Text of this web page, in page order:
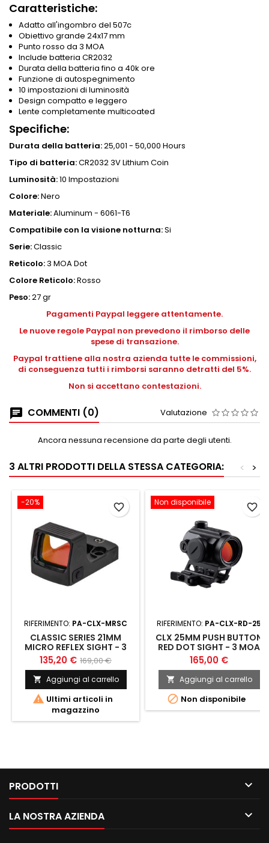
Caratteristiche:
Adatto all'ingombro del 507c
Obiettivo grande 24x17 mm
Punto rosso da 3 MOA
Include batteria CR2032
Durata della batteria fino a 40k ore
Funzione di autospegnimento
10 impostazioni di luminosità
Design compatto e leggero
Lente completamente multicoated
Specifiche:
Durata della batteria:25,001 - 50,000 Hours
Tipo di batteria:CR2032 3V Lithium Coin
Luminosità:10 Impostazioni
Colore:Nero
Materiale:Aluminum - 6061-T6
Compatibile con la visione notturna:Si
Serie:Classic
Reticolo:3 MOA Dot
Colore Reticolo:Rosso
Peso:27 gr
Pagamenti Paypal leggere attentamente.
Le nuove regole Paypal non prevedono il rimborso delle
spese di transazione.
Paypal trattiene alla nostra azienda tutte le commissioni,
di conseguenza tutti i rimborsi saranno detratti del 5%.
Non si accettano contestazioni.
COMMENTI (0) Valutazione
Ancora nessuna recensione da parte degli utenti.
3 ALTRI PRODOTTI DELLA STESSA CATEGORIA: >
<
-20%
RIFERIMENTO: PA-CLX-MRSC
CLASSIC SERIES 21MM
MICRO REFLEX SIGHT - 3
MOA DOT
135,20 € 169,00 €
 Aggiungi al carrello
 Ultimi articoli in
magazzino
favorite_border Non disponibile
RIFERIMENTO: PA-CLX-RD-25
CLX 25MM PUSH BUTTON
RED DOT SIGHT - 3 MOA
DOT
165,00 €
 Aggiungi al carrello
 Non disponibile
favorite_border
PRODOTTI 
LA NOSTRA AZIENDA 